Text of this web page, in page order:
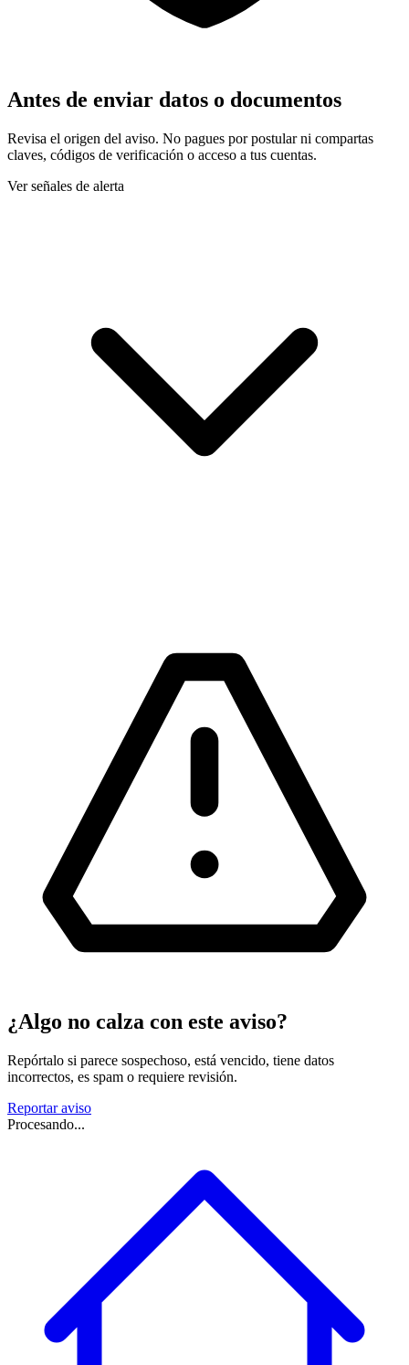
Antes de enviar datos o documentos
Revisa el origen del aviso. No pagues por postular ni compartas
claves, códigos de verificación o acceso a tus cuentas.
Ver señales de alerta
¿Algo no calza con este aviso?
Repórtalo si parece sospechoso, está vencido, tiene datos
incorrectos, es spam o requiere revisión.
Reportar aviso
Procesando...